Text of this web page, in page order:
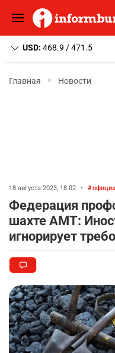
USD: 468.9 / 471.5
Главная Новости
18 августа 2023, 18:02 •
Федерация
шахте АМТ:
игнорирует